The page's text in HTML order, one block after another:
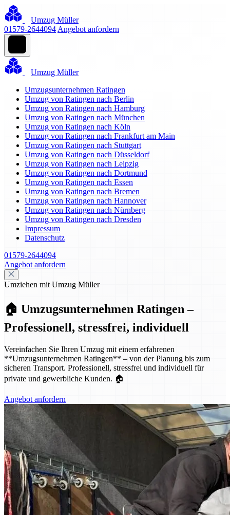
Umzug Müller
01579-2644094 Angebot anfordern
Umzug Müller
Umzugsunternehmen Ratingen
Umzug von Ratingen nach Berlin
Umzug von Ratingen nach Hamburg
Umzug von Ratingen nach München
Umzug von Ratingen nach Köln
Umzug von Ratingen nach Frankfurt am Main
Umzug von Ratingen nach Stuttgart
Umzug von Ratingen nach Düsseldorf
Umzug von Ratingen nach Leipzig
Umzug von Ratingen nach Dortmund
Umzug von Ratingen nach Essen
Umzug von Ratingen nach Bremen
Umzug von Ratingen nach Hannover
Umzug von Ratingen nach Nürnberg
Umzug von Ratingen nach Dresden
Impressum
Datenschutz
01579-2644094
Angebot anfordern
Umziehen mit Umzug Müller
🏠 Umzugsunternehmen Ratingen –
Professionell, stressfrei, individuell
Vereinfachen Sie Ihren Umzug mit einem erfahrenen
**Umzugsunternehmen Ratingen** – von der Planung bis zum
sicheren Transport. Professionell, stressfrei und individuell für
private und gewerbliche Kunden. 🏠
Angebot anfordern